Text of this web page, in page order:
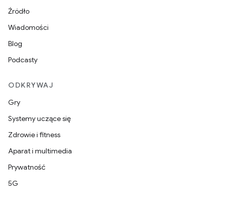
Źródło
Wiadomości
Blog
Podcasty
ODKRYWAJ
Gry
Systemy uczące się
Zdrowie i fitness
Aparat i multimedia
Prywatność
5G